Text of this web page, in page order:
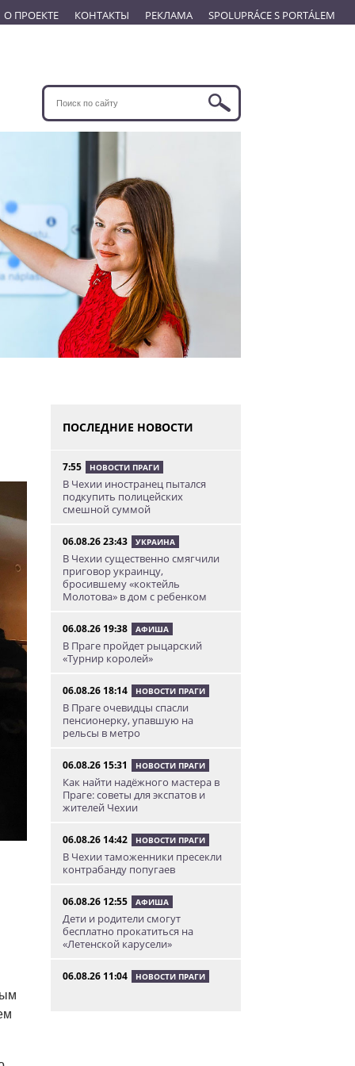
О ПРОЕКТЕ КОНТАКТЫ РЕКЛАМА SPOLUPRÁCE S PORTÁLEM
ПОСЛЕДНИЕ НОВОСТИ
7:55 НОВОСТИ ПРАГИ
В Чехии иностранец пытался
подкупить полицейских
смешной суммой
06.08.26 23:43 УКРАИНА
В Чехии существенно смягчили
приговор украинцу,
бросившему «коктейль
Молотова» в дом с ребенком
06.08.26 19:38 АФИША
В Праге пройдет рыцарский
«Турнир королей»
06.08.26 18:14 НОВОСТИ ПРАГИ
В Праге очевидцы спасли
пенсионерку, упавшую на
рельсы в метро
06.08.26 15:31 НОВОСТИ ПРАГИ
Как найти надёжного мастера в
Праге: советы для экспатов и
жителей Чехии
06.08.26 14:42 НОВОСТИ ПРАГИ
В Чехии таможенники пресекли
контрабанду попугаев
06.08.26 12:55 АФИША
Дети и родители смогут
бесплатно прокатиться на
«Летенской карусели»
06.08.26 11:04 НОВОСТИ ПРАГИ